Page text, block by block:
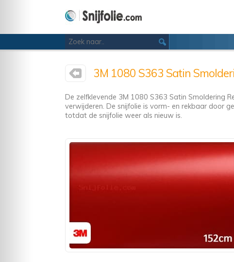
3M 1080 S363 Satin
De zelfklevende 3M 1080 S363 Satin Smoldering
verwijderen. De snijfolie is vorm- en rekbaar door
totdat de snijfolie weer als nieuw is.